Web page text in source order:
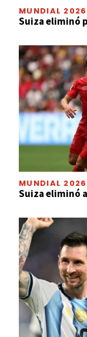
MUNDIAL 2026
Suiza eliminó
MUNDIAL 2026
Suiza eliminó